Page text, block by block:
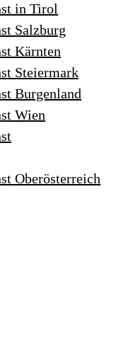
in Tirol
Salzburg
Kärnten
Steiermark
Burgenland
Wien
Oberösterreich